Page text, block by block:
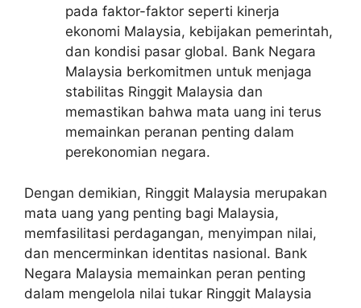
pada faktor-faktor seperti kinerja
ekonomi Malaysia, kebijakan pemerintah,
dan kondisi pasar global. Bank Negara
Malaysia berkomitmen untuk menjaga
stabilitas Ringgit Malaysia dan
memastikan bahwa mata uang ini terus
memainkan peranan penting dalam
perekonomian negara.
Dengan demikian, Ringgit Malaysia merupakan
mata uang yang penting bagi Malaysia,
memfasilitasi perdagangan, menyimpan nilai,
dan mencerminkan identitas nasional. Bank
Negara Malaysia memainkan peran penting
dalam mengelola nilai tukar Ringgit Malaysia